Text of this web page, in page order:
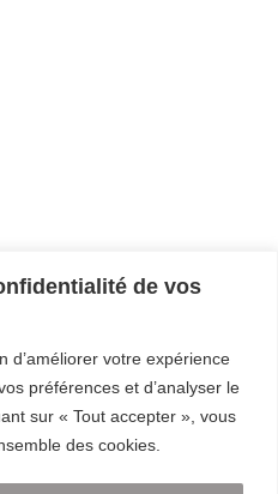
de vos
d’améliorer votre expérience
préférences et d’analyser le
sur « Tout accepter », vous
des cookies.